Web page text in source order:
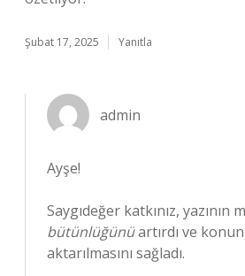
Şubat 17, 2025 Yanıtla
admin
Ayşe!
Saygıdeğer katkınız, yazının
bütünlüğünüartırdı ve
aktarılmasını sağladı.